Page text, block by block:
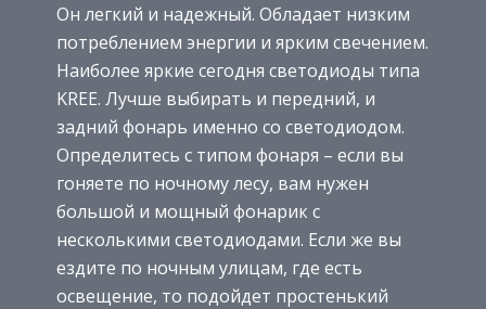
Он легкий и надежный. Обладает низким
потреблением энергии и ярким свечением.
Наиболее яркие сегодня светодиоды типа
KREE. Лучше выбирать и передний, и
задний фонарь именно со светодиодом.
Определитесь с типом фонаря – если вы
гоняете по ночному лесу, вам нужен
большой и мощный фонарик с
несколькими светодиодами. Если же вы
ездите по ночным улицам, где есть
освещение, то подойдет простенький